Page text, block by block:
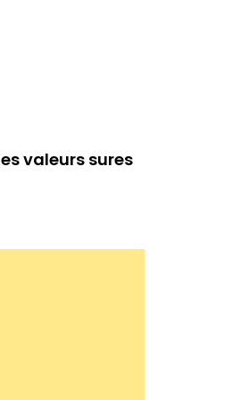
valeurs sures